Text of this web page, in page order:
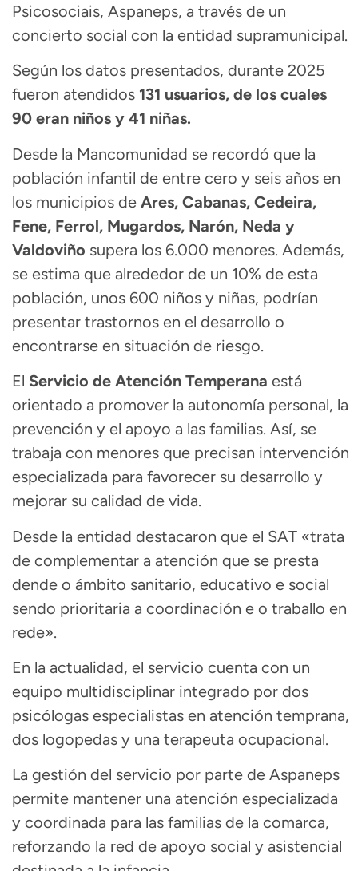
Psicosociais, Aspaneps, a través de un
concierto social con la entidad supramunicipal.
Según los datos presentados, durante 2025
fueron atendidos 131 usuarios, de los cuales
90 eran niños y 41 niñas.
Desde la Mancomunidad se recordó que la
población infantil de entre cero y seis años en
los municipios de Ares, Cabanas, Cedeira,
Fene, Ferrol, Mugardos, Narón, Neda y
Valdoviño supera los 6.000 menores. Además,
se estima que alrededor de un 10% de esta
población, unos 600 niños y niñas, podrían
presentar trastornos en el desarrollo o
encontrarse en situación de riesgo.
El Servicio de Atención Temperana está
orientado a promover la autonomía personal, la
prevención y el apoyo a las familias. Así, se
trabaja con menores que precisan intervención
especializada para favorecer su desarrollo y
mejorar su calidad de vida.
Desde la entidad destacaron que el SAT «trata
de complementar a atención que se presta
dende o ámbito sanitario, educativo e social
sendo prioritaria a coordinación e o traballo en
rede».
En la actualidad, el servicio cuenta con un
equipo multidisciplinar integrado por dos
psicólogas especialistas en atención temprana,
dos logopedas y una terapeuta ocupacional.
La gestión del servicio por parte de Aspaneps
permite mantener una atención especializada
y coordinada para las familias de la comarca,
reforzando la red de apoyo social y asistencial